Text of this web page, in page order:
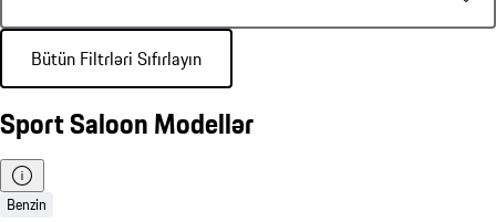
Bütün Filtrləri Sıfırlayın
Sport Saloon Modellər
Benzin